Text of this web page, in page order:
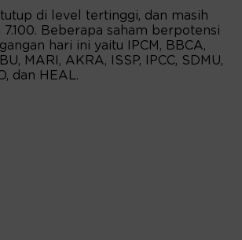
di level tertinggi, dan masih
Beberapa saham berpotensi
hari ini yaitu IPCM, BBCA,
MARI, AKRA, ISSP, IPCC, SDMU,
dan HEAL.